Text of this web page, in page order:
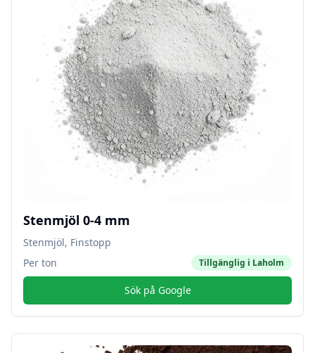
Stenmjöl 0-4 mm
Stenmjöl, Finstopp
Per ton
Tillgänglig i Laholm
Sök på Google